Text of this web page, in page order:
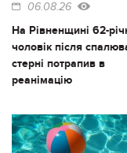
06.08.26
На Рівненщині 62-
чоловік після
стерні потрапив в
реанімацію